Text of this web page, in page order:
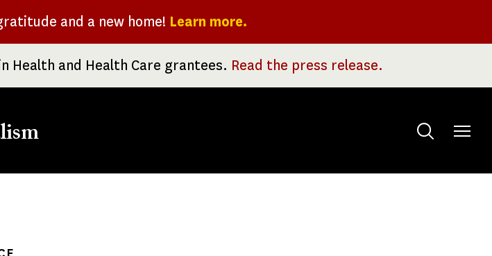
and a new home! Learn more.
Health and Health Care grantees. Read the press release.
Toggle